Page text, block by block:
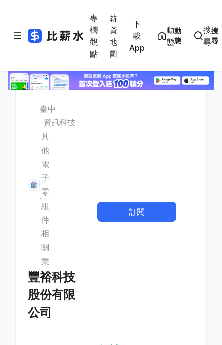
專
欄
觀
點
薪
資
地
圖
下
載
App
動
態
動
態
搜
尋
搜
尋
臺中
資訊科技
其
他
電
子
零
組
件
相
關
業
豐裕科技
股份有限
公司
訂閱